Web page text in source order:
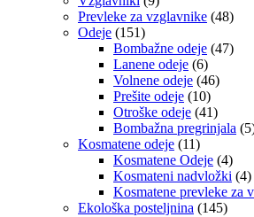
Prevleke za vzglavnike (48)
Odeje (151)
Bombažne odeje (47)
Lanene odeje (6)
Volnene odeje (46)
Prešite odeje (10)
Otroške odeje (41)
Bombažna pregrinjala
Kosmatene odeje (11)
Kosmatene Odeje (4)
Kosmateni nadvložki (4)
Kosmatene prevleke za
Ekološka posteljnina (145)